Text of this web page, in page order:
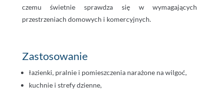
czemu świetnie sprawdza się w wymagających
przestrzeniach domowych i komercyjnych.
Zastosowanie
łazienki, pralnie i pomieszczenia narażone na wilgoć,
kuchnie i strefy dzienne,